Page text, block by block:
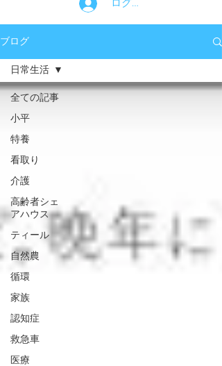
ログイン
ブログ
全ての記事
小平
特養
看取り
介護
高齢者シェ
アハウス
ティール
自然農
循環
家族
認知症
救急車
医療
日常生活